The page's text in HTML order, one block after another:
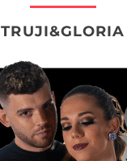
TRUJI&GLORIA